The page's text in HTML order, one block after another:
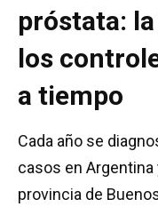
próstata:
los
a tiempo
Cada año se
casos en
provincia de